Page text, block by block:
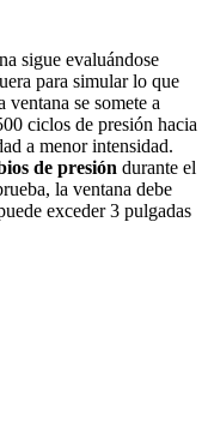
sigue evaluándose
para simular lo que
se somete a
ciclos de presión hacia
a menor intensidad.
de presión durante el
la ventana debe
exceder 3 pulgadas